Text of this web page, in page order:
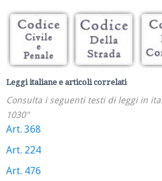
Leggi italiane e articoli correlati
Consulta i seguenti testi di leggi in
1030"
Art. 368
Art. 224
Art. 476